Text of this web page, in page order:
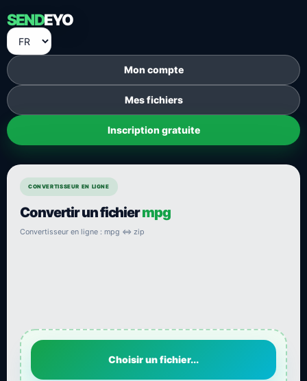
SENDEYO
Mon compte
Mes fichiers
Inscription gratuite
CONVERTISSEUR EN LIGNE
Convertir un fichiermpg
Convertisseur en ligne : mpg ⇔ zip
Choisir un fichier...